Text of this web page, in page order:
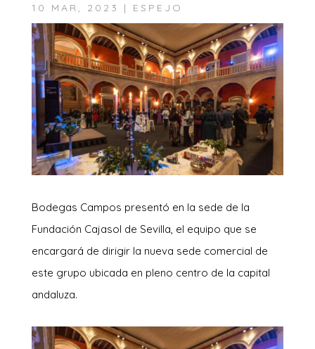
10 MAR, 2023 | ESPEJO
Bodegas Campos presentó en la sede de la
Fundación Cajasol de Sevilla, el equipo que se
encargará de dirigir la nueva sede comercial de
este grupo ubicada en pleno centro de la capital
andaluza.